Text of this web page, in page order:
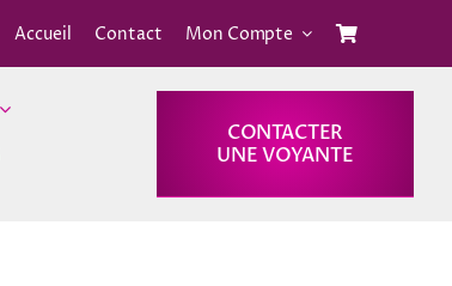
Accueil Contact Mon Compte
CONTACTER
UNE VOYANTE